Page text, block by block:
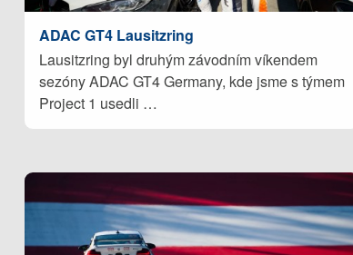
ADAC GT4 Lausitzring
Lausitzring byl druhým závodním víkendem
sezóny ADAC GT4 Germany, kde jsme s týmem
Project 1 usedli …